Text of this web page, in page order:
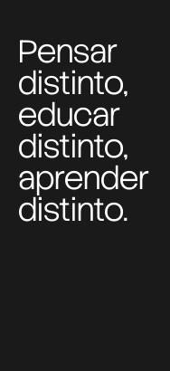
Pensar
distinto,
educar
distinto,
aprender
distinto.